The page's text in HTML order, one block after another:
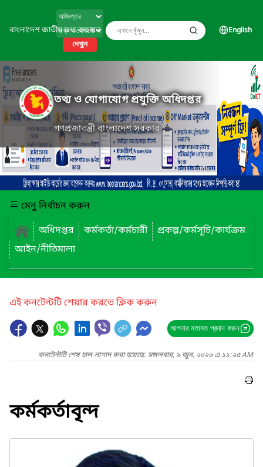
বাংলাদেশ জাতীয় তথ্য বাতায়ন
দেখুন
English
তথ্য ও যোগাযোগ প্রযুক্তি অধিদপ্তর
গণপ্রজাতন্ত্রী বাংলাদেশ সরকার
মেনু নির্বাচন করুন
অধিদপ্তর
কর্মকর্তা/কর্মচারী
প্রকল্প/কর্মসূচি/কার্যক্রম
আইন/নীতিমালা
এই কনটেন্টটি শেয়ার করতে ক্লিক করুন
আপনার মতামত প্রদান করুন
কনটেন্টটি শেষ হাল-নাগাদ করা হয়েছে: মঙ্গলবার, ৯ জুন, ২০২৬ এ ১১:২৫ AM
কর্মকর্তাবৃন্দ